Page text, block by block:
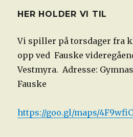
HER HOLDER VI TIL
Vi spiller på torsdager fra
opp ved Fauske
Vestmyra. Adresse:
Fauske
https://goo.gl/maps/